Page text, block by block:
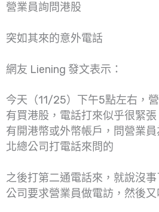
營業員詢問港股
突如其來的意外電話
網友 Liening 發文表示：
今天（11/25）下午5點左右，
有買港股，電話打來似乎很緊
有開港幣或外幣帳戶，問營業
北總公司打電話來問的
之後打第二通電話來，就說沒事
公司要求營業員做電訪，然後又